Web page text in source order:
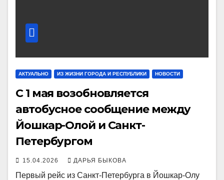
АКТУАЛЬНО ИЗ ЖИЗНИ ГОРОДА И РЕСПУБЛИКИ НОВОСТИ
С 1 мая возобновляется
автобусное сообщение между
Йошкар-Олой и Санкт-
Петербургом
15.04.2026 ДАРЬЯ БЫКОВА
Первый рейс из Санкт-Петербурга в Йошкар-Олу